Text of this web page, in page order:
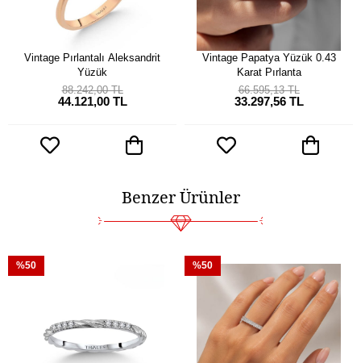
Vintage Pırlantalı Aleksandrit
Yüzük
44.121,00 TL
88.242,00 TL
Vintage Papatya Yüzük 0.43
Karat Pırlanta
33.297,56 TL
66.595,13 TL
Benzer Ürünler
%50 %50